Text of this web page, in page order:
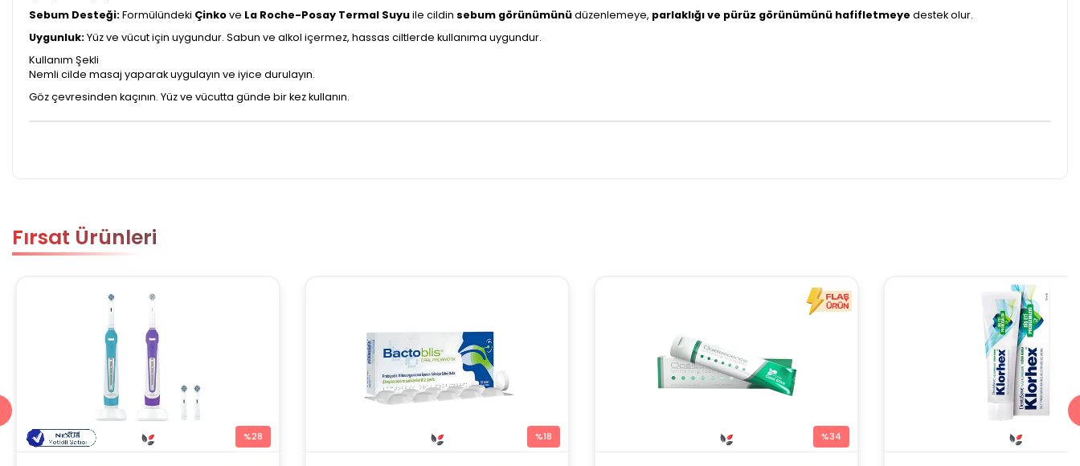
Sebum Desteği:Formülündeki Çinkove La Roche-Posay Termal Suyuile cildin sebum görünümünüdüzenlemeye, parlaklığı ve pürüz görünümünü hafifletmeye destek olur.
Uygunluk:Yüz ve vücut için uygundur. Sabun ve alkol içermez, hassas ciltlerde kullanıma uygundur.
Kullanım Şekli
Nemli cilde masaj yaparak uygulayın ve iyice durulayın.
Göz çevresinden kaçının. Yüz ve vücutta günde bir kez kullanın.
Fırsat Ürünleri
%28 %18 %34